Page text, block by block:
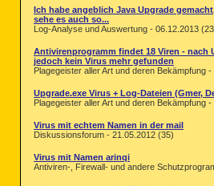
Ich habe angeblich Java Upgrade
sehe es auch so...
Log-Analyse und Auswertung - 06.12.2013
Antivirenprogramm findet 18 Viren - nach
jedoch kein Virus mehr gefunden
Plagegeister aller Art und deren Bekämpfung
Upgrade.exe Virus + Log-Dateien (Gmer,
Plagegeister aller Art und deren Bekämpfung
Virus mit echtem Namen in der mail
Diskussionsforum - 21.05.2012 (35)
Virus mit Namen arinqi
Antiviren-, Firewall- und andere